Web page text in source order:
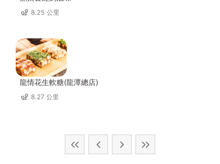
8.25 公里
龍情花生軟糖(龍潭總店)
8.27 公里